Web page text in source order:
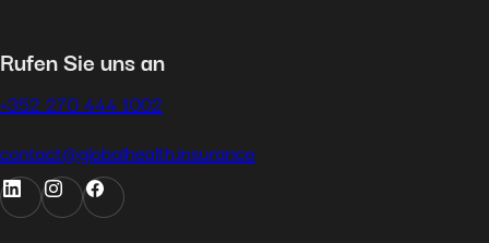
Rufen Sie uns an
+352 270 444 1002
contact@globalhealth.insurance